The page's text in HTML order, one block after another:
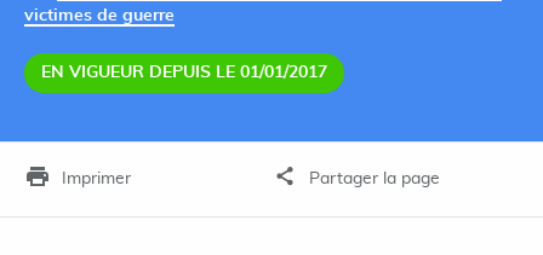
victimes de guerre
EN VIGUEUR DEPUIS LE 01/01/2017
Imprimer Partager la page